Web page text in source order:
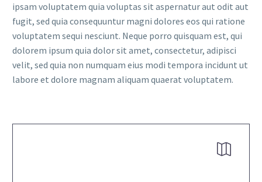
ipsam voluptatem quia voluptas sit aspernatur aut odit aut
fugit, sed quia consequuntur magni dolores eos qui ratione
voluptatem sequi nesciunt. Neque porro quisquam est, qui
dolorem ipsum quia dolor sit amet, consectetur, adipisci
velit, sed quia non numquam eius modi tempora incidunt ut
labore et dolore magnam aliquam quaerat voluptatem.

